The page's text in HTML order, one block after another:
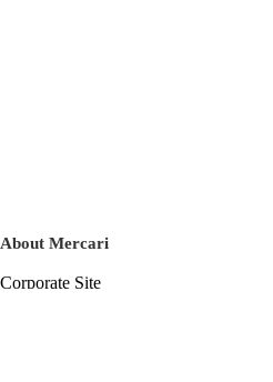
About Mercari
Corporate Site